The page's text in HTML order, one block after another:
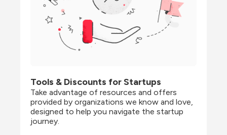
Tools & Discounts for Startups
Take advantage of resources and offers
provided by organizations we know and love,
designed to help you navigate the startup
journey.